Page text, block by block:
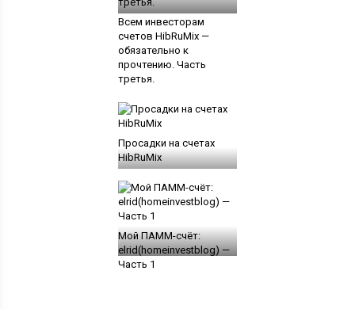
Всем инвесторам
счетов HibRuMix —
обязательно к
прочтению. Часть
третья.
Просадки на счетах
HibRuMix
Мой ПАММ-счёт:
elrid(homeinvestblog) —
Часть 1